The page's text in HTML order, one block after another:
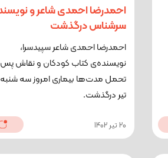
احمدرضا احمدی شاعر و
سرشناس درگذشت
احمدرضا احمدی شاعر سپیدسرا،
نویسنده‌ی کتاب کودکان و نقاش پس
تیر درگذشت.
20 تیر 1402